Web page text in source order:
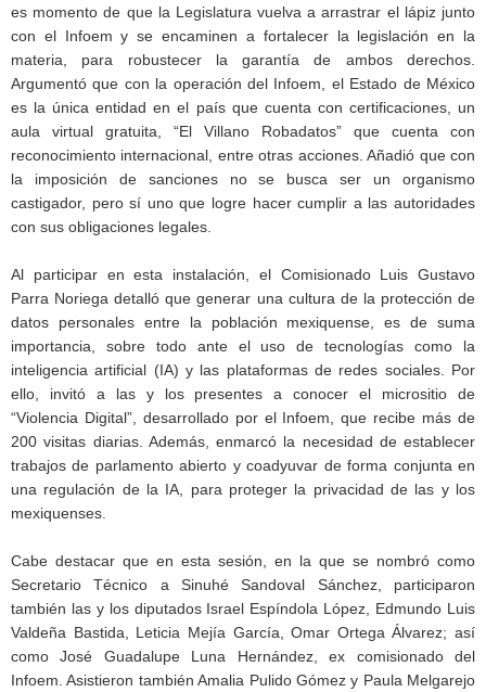
es momento de que la Legislatura vuelva a arrastrar el lápiz junto
con el Infoem y se encaminen a fortalecer la legislación en la
materia, para robustecer la garantía de ambos derechos.
Argumentó que con la operación del Infoem, el Estado de México
es la única entidad en el país que cuenta con certificaciones, un
aula virtual gratuita, “El Villano Robadatos” que cuenta con
reconocimiento internacional, entre otras acciones. Añadió que con
la imposición de sanciones no se busca ser un organismo
castigador, pero sí uno que logre hacer cumplir a las autoridades
con sus obligaciones legales.
Al participar en esta instalación, el Comisionado Luis Gustavo
Parra Noriega detalló que generar una cultura de la protección de
datos personales entre la población mexiquense, es de suma
importancia, sobre todo ante el uso de tecnologías como la
inteligencia artificial (IA) y las plataformas de redes sociales. Por
ello, invitó a las y los presentes a conocer el micrositio de
“Violencia Digital”, desarrollado por el Infoem, que recibe más de
200 visitas diarias. Además, enmarcó la necesidad de establecer
trabajos de parlamento abierto y coadyuvar de forma conjunta en
una regulación de la IA, para proteger la privacidad de las y los
mexiquenses.
Cabe destacar que en esta sesión, en la que se nombró como
Secretario Técnico a Sinuhé Sandoval Sánchez, participaron
también las y los diputados Israel Espíndola López, Edmundo Luis
Valdeña Bastida, Leticia Mejía García, Omar Ortega Álvarez; así
como José Guadalupe Luna Hernández, ex comisionado del
Infoem. Asistieron también Amalia Pulido Gómez y Paula Melgarejo